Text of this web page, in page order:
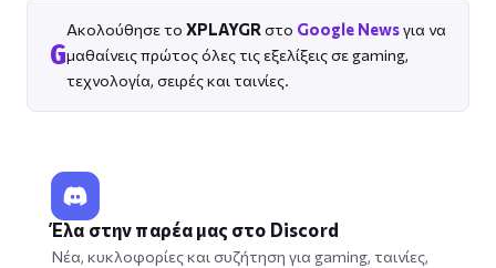
G
Ακολούθησε το XPLAYGR στο Google Newsγια να
μαθαίνεις πρώτος όλες τις εξελίξεις σε gaming,
τεχνολογία, σειρές και ταινίες.
Έλα στην παρέα μας στο Discord
Νέα, κυκλοφορίες και συζήτηση για gaming, ταινίες,